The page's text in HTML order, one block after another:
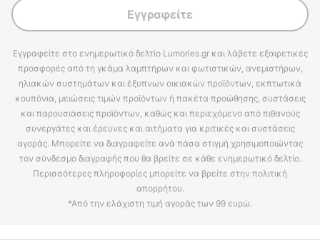
Εγγραφείτε
Εγγραφείτε στο ενημερωτικό δελτίο Lumories.gr και λάβετε εξαιρετικές
προσφορές από τη γκάμα λαμπτήρων και φωτιστικών, ανεμιστήρων,
ηλιακών συστημάτων και έξυπνων οικιακών προϊόντων, εκπτωτικά
κουπόνια, μειώσεις τιμών προϊόντων ή πακέτα προώθησης, συστάσεις
και παρουσιάσεις προϊόντων, καθώς και περιεχόμενο από πιθανούς
συνεργάτες και έρευνες και αιτήματα για κριτικές και συστάσεις
αγοράς. Μπορείτε να διαγραφείτε ανά πάσα στιγμή χρησιμοποιώντας
τον σύνδεσμο διαγραφής που θα βρείτε σε κάθε ενημερωτικό δελτίο.
Περισσότερες πληροφορίες μπορείτε να βρείτε στην πολιτική
απορρήτου.
*Από την ελάχιστη τιμή αγοράς των 99 ευρώ.